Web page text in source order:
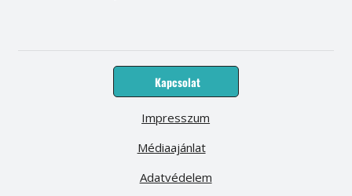
Kapcsolat
Médiaajánlat
Impresszum
Adatvédelem